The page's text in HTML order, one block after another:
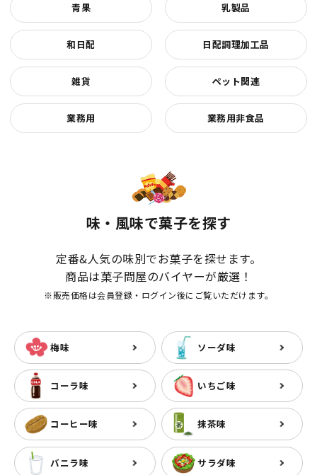
青果 乳製品
和日配 日配調理加工品
雑貨 ペット関連
業務用 業務用非食品
味・風味で菓子を探す
定番&人気の味別でお菓子を探せます。
商品は菓子問屋のバイヤーが厳選！
※販売価格は会員登録・ログイン後にご覧いただけます。
梅味 ソーダ味
コーラ味 いちご味
コーヒー味 抹茶味
バニラ味 サラダ味